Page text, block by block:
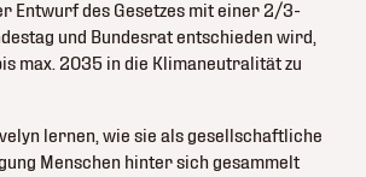
Entwurf des Gesetzes mit einer 2/3-
und Bundesrat entschieden wird,
max. 2035 in die Klimaneutralität zu
lernen, wie sie als gesellschaftliche
Menschen hinter sich gesammelt